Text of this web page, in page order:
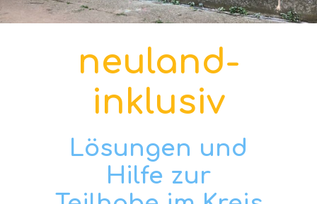
neuland-
inklusiv
Lösungen und
Hilfe zur